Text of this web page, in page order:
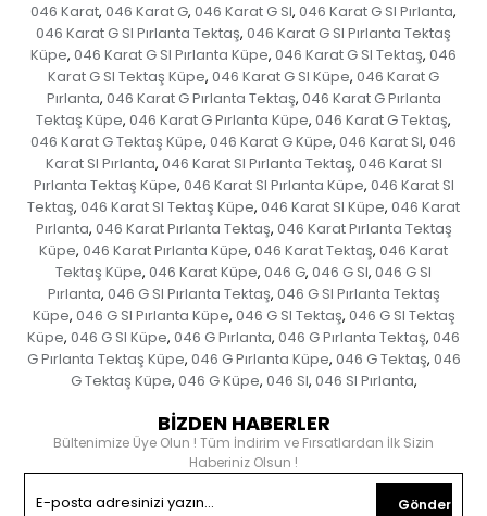
046 Karat, 046 Karat G, 046 Karat G SI, 046 Karat G SI Pırlanta,
046 Karat G SI Pırlanta Tektaş, 046 Karat G SI Pırlanta Tektaş
Küpe, 046 Karat G SI Pırlanta Küpe, 046 Karat G SI Tektaş, 046
Karat G SI Tektaş Küpe, 046 Karat G SI Küpe, 046 Karat G
Pırlanta, 046 Karat G Pırlanta Tektaş, 046 Karat G Pırlanta
Tektaş Küpe, 046 Karat G Pırlanta Küpe, 046 Karat G Tektaş,
046 Karat G Tektaş Küpe, 046 Karat G Küpe, 046 Karat SI, 046
Karat SI Pırlanta, 046 Karat SI Pırlanta Tektaş, 046 Karat SI
Pırlanta Tektaş Küpe, 046 Karat SI Pırlanta Küpe, 046 Karat SI
Tektaş, 046 Karat SI Tektaş Küpe, 046 Karat SI Küpe, 046 Karat
Pırlanta, 046 Karat Pırlanta Tektaş, 046 Karat Pırlanta Tektaş
Küpe, 046 Karat Pırlanta Küpe, 046 Karat Tektaş, 046 Karat
Tektaş Küpe, 046 Karat Küpe, 046 G, 046 G SI, 046 G SI
Pırlanta, 046 G SI Pırlanta Tektaş, 046 G SI Pırlanta Tektaş
Küpe, 046 G SI Pırlanta Küpe, 046 G SI Tektaş, 046 G SI Tektaş
Küpe, 046 G SI Küpe, 046 G Pırlanta, 046 G Pırlanta Tektaş, 046
G Pırlanta Tektaş Küpe, 046 G Pırlanta Küpe, 046 G Tektaş, 046
G Tektaş Küpe, 046 G Küpe, 046 SI, 046 SI Pırlanta,
BİZDEN HABERLER
Bültenimize Üye Olun ! Tüm İndirim ve Fırsatlardan İlk Sizin
Haberiniz Olsun !
Gönder